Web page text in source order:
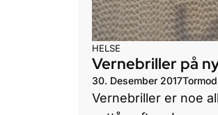
HELSE
Vernebriller på
30. Desember 2017Tormod
Vernebriller er noe